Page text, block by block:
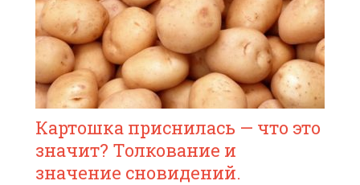
Картошка приснилась — что это
значит? Толкование и
значение сновидений.